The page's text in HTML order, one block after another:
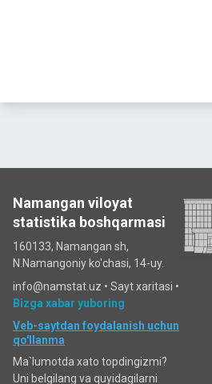
Namangan viloyat
statistika boshqarmasi
160133, Namangan sh,
N.Namangoniy ko'chasi, 14-uy.
info@namstat.uz • Sayt xaritasi •
Bizga xabar yuboring
Veb-saytdan foydalanish uchun
qo'llanma
Ma`lumotda xato topdingizmi?
Uni belgilang va quyidagilarni